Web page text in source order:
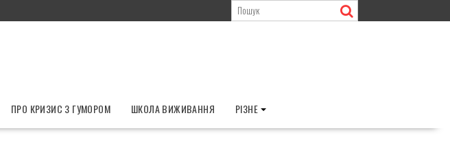
ПРО КРИЗИС З ГУМОРОМ ШКОЛА ВИЖИВАННЯ РІЗНЕ